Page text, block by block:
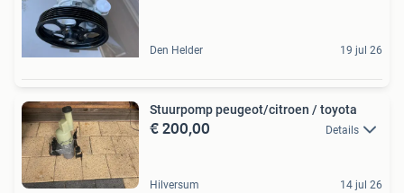
Den Helder 19 jul 26
Stuurpomp peugeot/citroen / toyota
€ 200,00 Details
Hilversum 14 jul 26